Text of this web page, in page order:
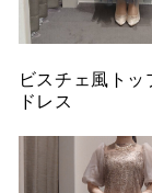
ビスチェ風トッ
ドレス